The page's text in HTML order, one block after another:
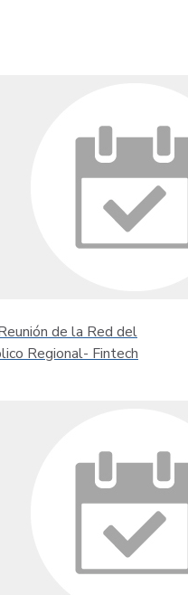
de la Red del
Regional- Fintech